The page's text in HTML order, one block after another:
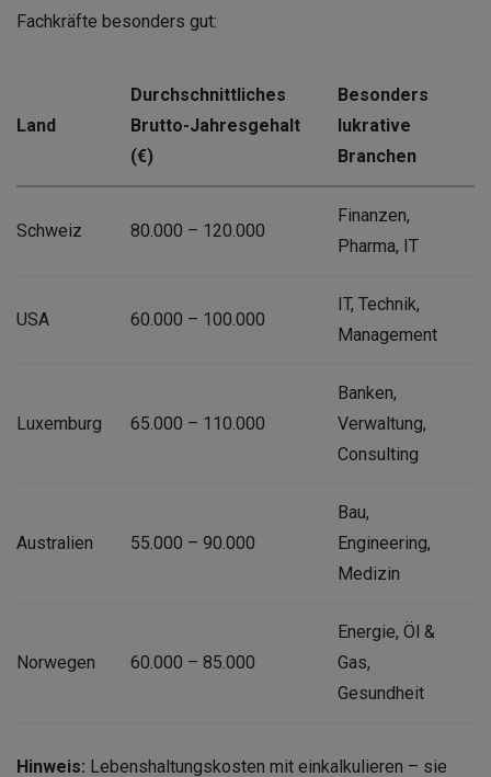
Fachkräfte besonders gut:
Land
Durchschnittliches
Brutto-Jahresgehalt
(€)
Besonders
lukrative
Branchen
Schweiz 80.000 – 120.000
Finanzen,
Pharma, IT
USA 60.000 – 100.000
IT, Technik,
Management
Luxemburg 65.000 – 110.000
Banken,
Verwaltung,
Consulting
Australien 55.000 – 90.000
Bau,
Engineering,
Medizin
Norwegen 60.000 – 85.000
Energie, Öl &
Gas,
Gesundheit
Hinweis: Lebenshaltungskosten mit einkalkulieren – sie